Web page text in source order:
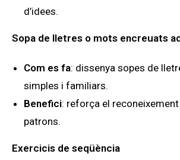
d’idees.
Sopa de lletres o mots encreuats
Com es fa: dissenya sopes de
simples i familiars.
Benefici: reforça el
patrons.
Exercicis de seqüència